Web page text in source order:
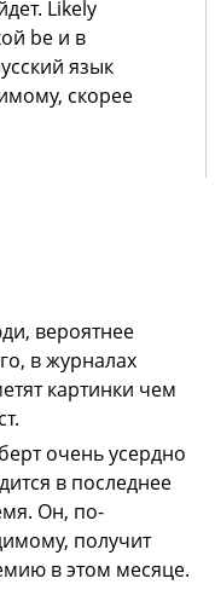
Likely
be и в
язык
скорее
вероятнее
в журналах
картинки чем
очень усердно
в последнее
Он, по-
получит
в этом месяце.